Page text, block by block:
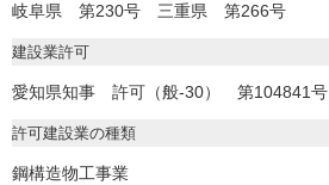
岐阜県 第230号 三重県 第266号
建設業許可
愛知県知事 許可（般-30） 第104841号
許可建設業の種類
鋼構造物工事業